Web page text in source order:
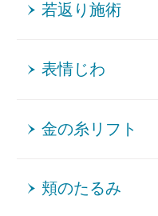
若返り施術
表情じわ
金の糸リフト
頬のたるみ